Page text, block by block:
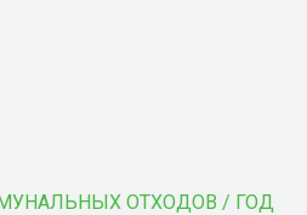
ОТХОДОВ / ГОД